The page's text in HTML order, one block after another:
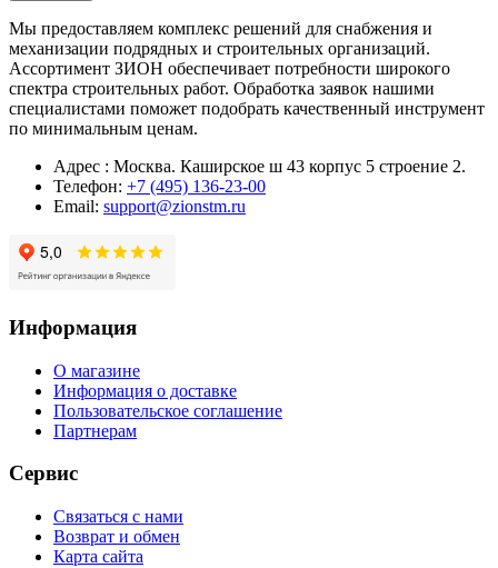
Мы предоставляем комплекс решений для снабжения и
механизации подрядных и строительных организаций.
Ассортимент ЗИОН обеспечивает потребности широкого
спектра строительных работ. Обработка заявок нашими
специалистами поможет подобрать качественный инструмент
по минимальным ценам.
Адрес : Москва. Каширское ш 43 корпус 5 строение 2.
Телефон: +7 (495) 136-23-00
Email: support@zionstm.ru
Информация
О магазине
Информация о доставке
Пользовательское соглашение
Партнерам
Сервис
Связаться с нами
Возврат и обмен
Карта сайта